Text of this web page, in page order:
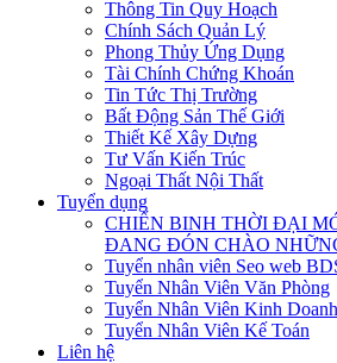
Thông Tin Quy Hoạch
Chính Sách Quản Lý
Phong Thủy Ứng Dụng
Tài Chính Chứng Khoán
Tin Tức Thị Trường
Bất Động Sản Thế Giới
Thiết Kế Xây Dựng
Tư Vấn Kiến Trúc
Ngoại Thất Nội Thất
Tuyển dụng
CHIẾN BINH THỜI ĐẠI
ĐANG ĐÓN CHÀO
Tuyển nhân viên Seo web
Tuyển Nhân Viên Văn Phòng
Tuyển Nhân Viên Kinh
Tuyển Nhân Viên Kế Toán
Liên hệ